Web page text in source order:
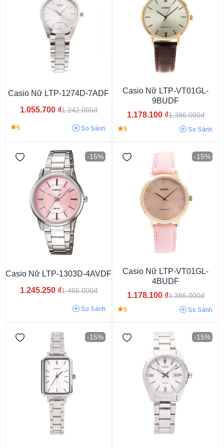
Pin/Quartz
Kính Khoáng Hardlex Crystal Kính Nhựa
Dây Thép Không Gỉ Dây Da
Casio Nữ LTP-1274D-7ADF
1.055.700 ₫1.242.000đ
5 So Sánh
Casio Nữ LTP-VT01GL-
9BUDF
1.178.100 ₫1.386.000đ
5 So Sánh
-15%
Casio Nữ LTP-1303D-4AVDF
1.245.250 ₫1.465.000đ
So Sánh
-15%
Casio Nữ LTP-VT01GL-
4BUDF
1.178.100 ₫1.386.000đ
5 So Sánh
-15% -15%